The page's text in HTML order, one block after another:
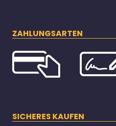
ZAHLUNGSARTEN
SICHERES KAUFEN